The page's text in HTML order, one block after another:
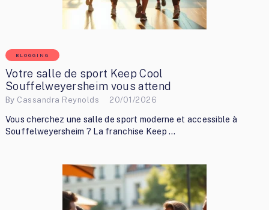
BLOGGING
Votre salle de sport Keep Cool
Souffelweyersheim vous attend
By Cassandra Reynolds 20/01/2026
Vous cherchez une salle de sport moderne et accessible à
Souffelweyersheim ? La franchise Keep …